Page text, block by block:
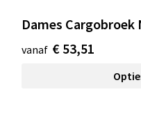
Dames Cargobroek
vanaf € 53,51